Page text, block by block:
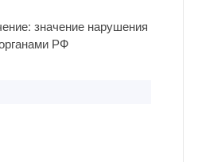
значение нарушения
РФ